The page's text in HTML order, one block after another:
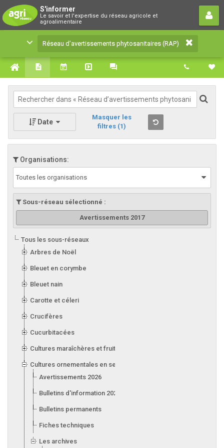
S'informer
Le savoir et l'expertise du réseau agricole et
agroalimentaire
Réseau d’avertissements
phytosanitaires (RAP)
Le savoir et l'expertise du réseau agricole et
agroalimentaire
Réseau d’avertissements phytosanitaires (RAP)
Date
Masquer les
filtres (1)
Organisations:
Toutes les organisations
Sous-réseau sélectionné :
Avertissements 2017
Tous les sous-réseaux
Arbres de Noël
Bleuet en corymbe
Bleuet nain
Carotte et céleri
Crucifères
Cucurbitacées
Cultures maraîchères et fruitières en serre
Cultures ornementales en serre
Avertissements 2026
Bulletins d'information 2026
Bulletins permanents
Fiches techniques
Les archives